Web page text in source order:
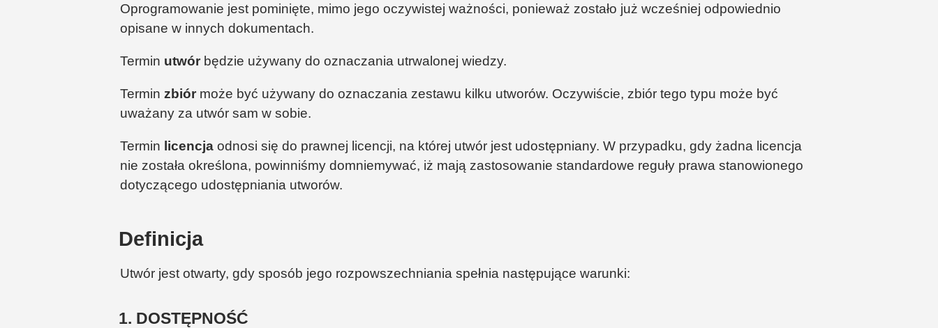
Oprogramowanie jest pominięte, mimo jego oczywistej ważności, ponieważ zostało już wcześniej odpowiednio
opisane w innych dokumentach.
Termin utwór będzie używany do oznaczania utrwalonej wiedzy.
Termin zbiór może być używany do oznaczania zestawu kilku utworów. Oczywiście, zbiór tego typu może być
uważany za utwór sam w sobie.
Termin licencja odnosi się do prawnej licencji, na której utwór jest udostępniany. W przypadku, gdy żadna licencja
nie została określona, powinniśmy domniemywać, iż mają zastosowanie standardowe reguły prawa stanowionego
dotyczącego udostępniania utworów.
Definicja
Utwór jest otwarty, gdy sposób jego rozpowszechniania spełnia następujące warunki:
1. DOSTĘPNOŚĆ